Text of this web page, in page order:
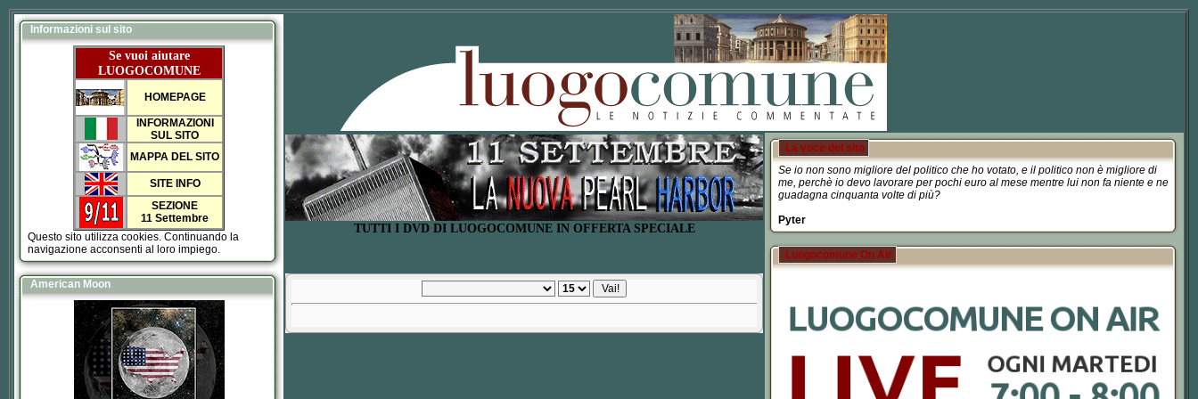
Informazioni sul sito
Se vuoi aiutare
LUOGOCOMUNE
HOMEPAGE
INFORMAZIONI
SUL SITO
MAPPA DEL SITO
SITE INFO
SEZIONE
11 Settembre
Questo sito utilizza cookies. Continuando la
navigazione acconsenti al loro impiego.
American Moon
La voce del sito
Se io non sono migliore del politico che ho votato, e il politico non è migliore di
me, perchè io devo lavorare per pochi euro al mese mentre lui non fa niente e ne
guadagna cinquanta volte di più?
Pyter
Luogocomune On Air
TUTTI I DVD DI LUOGOCOMUNE IN OFFERTA SPECIALE